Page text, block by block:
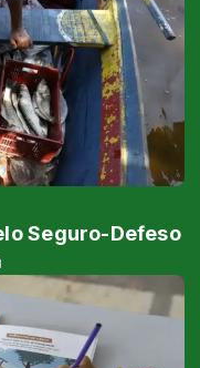
Seguro-Defeso